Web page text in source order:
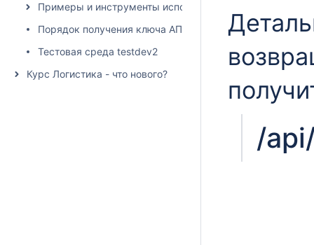
Примеры и инструменты использования API
Порядок получения ключа АПИ
Тестовая среда testdev2
Курс Логистика - что нового?
/